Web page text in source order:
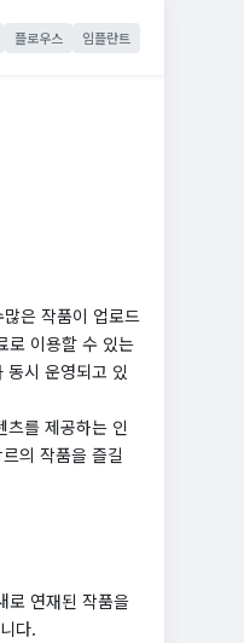
플로우스 임플란트
은 작품이 업로드
로 이용할 수 있는
시 운영되고 있
를 제공하는 인
의 작품을 즐길
로 연재된 작품을
다.